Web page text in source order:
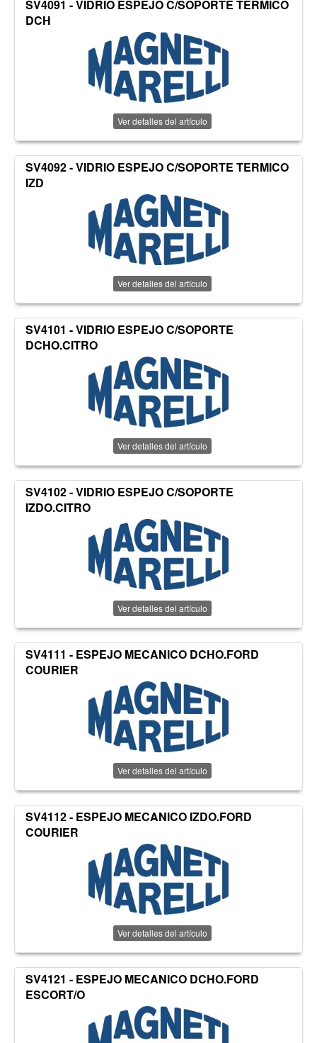
SV4091 - VIDRIO ESPEJO C/SOPORTE TERMICO
DCH
Ver detalles del artículo
SV4092 - VIDRIO ESPEJO C/SOPORTE TERMICO
IZD
Ver detalles del artículo
SV4101 - VIDRIO ESPEJO C/SOPORTE
DCHO.CITRO
Ver detalles del artículo
SV4102 - VIDRIO ESPEJO C/SOPORTE
IZDO.CITRO
Ver detalles del artículo
SV4111 - ESPEJO MECANICO DCHO.FORD
COURIER
Ver detalles del artículo
SV4112 - ESPEJO MECANICO IZDO.FORD
COURIER
Ver detalles del artículo
SV4121 - ESPEJO MECANICO DCHO.FORD
ESCORT/O